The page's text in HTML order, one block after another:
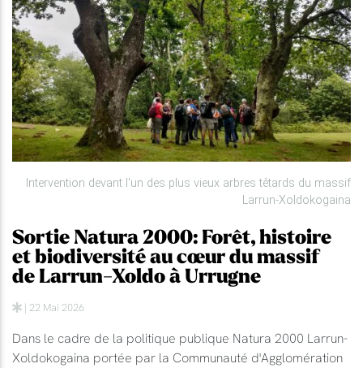
Intervention devant l'un des plus vieux arbres têtards du massif
Larrun-Xoldokogaina
Sortie Natura 2000: Forêt, histoire
et biodiversité au cœur du massif
de Larrun-Xoldo à Urrugne
| 22 Mai 2026
Dans le cadre de la politique publique Natura 2000 Larrun-
Xoldokogaina portée par la Communauté d'Agglomération